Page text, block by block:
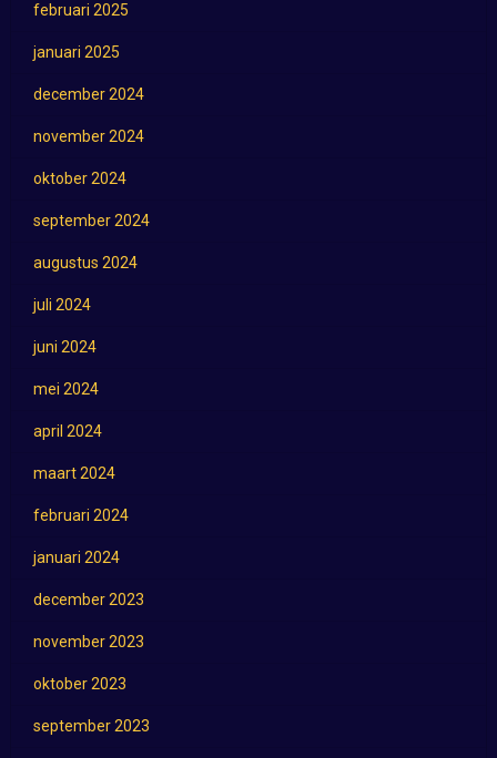
februari 2025
januari 2025
december 2024
november 2024
oktober 2024
september 2024
augustus 2024
juli 2024
juni 2024
mei 2024
april 2024
maart 2024
februari 2024
januari 2024
december 2023
november 2023
oktober 2023
september 2023